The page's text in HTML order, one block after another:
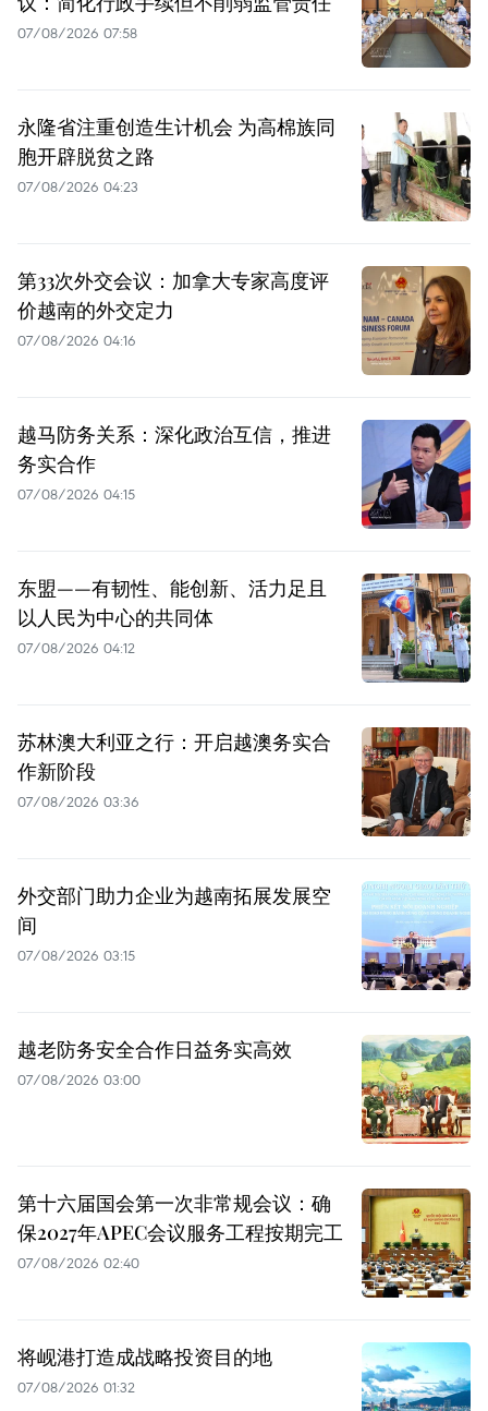
07/08/2026 07:58
永隆省注重创造生计机会 为高棉族同
胞开辟脱贫之路
07/08/2026 04:23
第33次外交会议：加拿大专家高度评
价越南的外交定力
07/08/2026 04:16
越马防务关系：深化政治互信，推进
务实合作
07/08/2026 04:15
东盟——有韧性、能创新、活力足且
以人民为中心的共同体
07/08/2026 04:12
苏林澳大利亚之行：开启越澳务实合
作新阶段
07/08/2026 03:36
外交部门助力企业为越南拓展发展空
间
07/08/2026 03:15
越老防务安全合作日益务实高效
07/08/2026 03:00
第十六届国会第一次非常规会议：确
保2027年APEC会议服务工程按期完工
07/08/2026 02:40
将岘港打造成战略投资目的地
07/08/2026 01:32